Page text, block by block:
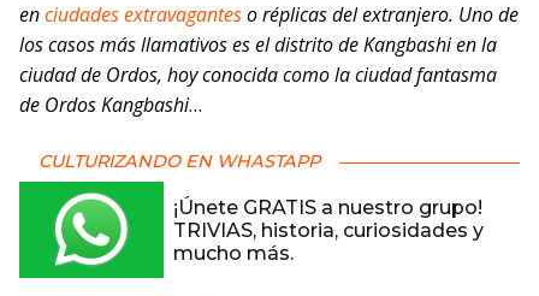
enciudades extravaganteso réplicas del extranjero. Uno de
los casos más llamativos es el distrito de Kangbashi en la
ciudad de Ordos, hoy conocida como la ciudad fantasma
de Ordos Kangbashi…
CULTURIZANDO EN WHASTAPP
¡Únete GRATIS a nuestro grupo!
TRIVIAS, historia, curiosidades y
mucho más.